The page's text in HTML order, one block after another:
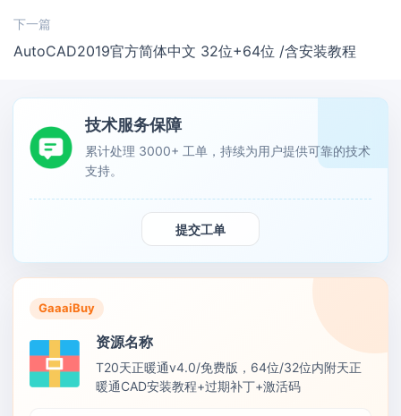
下一篇
AutoCAD2019官方简体中文 32位+64位 /含安装教程
技术服务保障
累计处理 3000+ 工单，持续为用户提供可靠的技术
支持。
提交工单
GaaaiBuy
资源名称
T20天正暖通v4.0/免费版，64位/32位内附天正
暖通CAD安装教程+过期补丁+激活码